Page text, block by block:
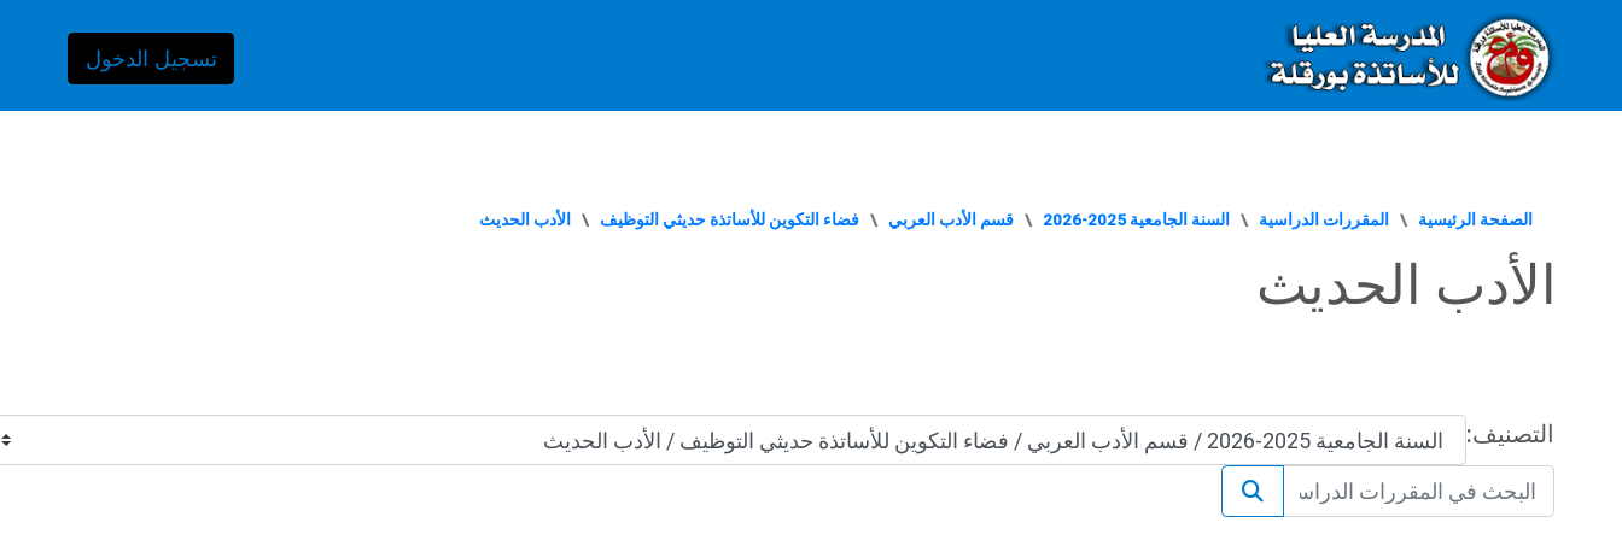
E-Learning - Ecole Normale Supérieure de Ouargla الصفحة الرئيسية
تسجيل الدخول
الصفحة الرئيسية المقررات الدراسية السنة الجامعية 2025-2026 قسم الأدب العربي فضاء التكوين للأساتذة حديثي التوظيف الأدب الحديث
الأدب الحديث
التصنيف:
البحث في المقررات الدراسية
البحث في المقررات الدراسية